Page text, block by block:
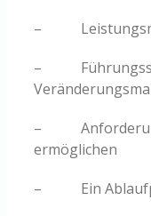
–
–
–
ermöglichen
– Ein